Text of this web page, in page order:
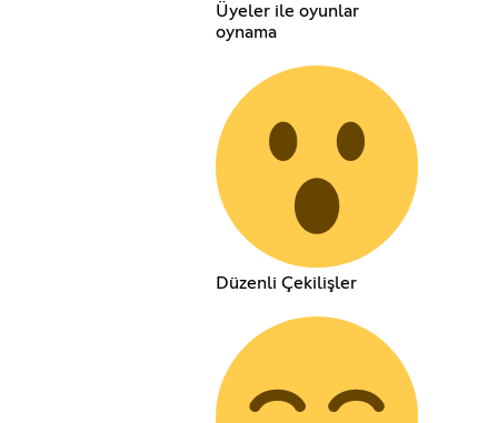
Üyeler ile oyunlar
oynama
Düzenli Çekilişler